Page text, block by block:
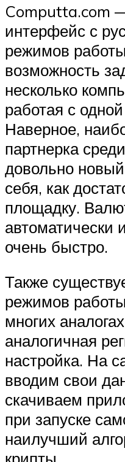
Computta.com
интерфейс с
режимов
возможность
несколько
работая с
Наверное,
партнерка
довольно
себя, как
площадку.
автоматически
очень быстро.
Также
режимов
многих
аналогичная
настройка. На
вводим свои
скачиваем
при запуске
наилучший